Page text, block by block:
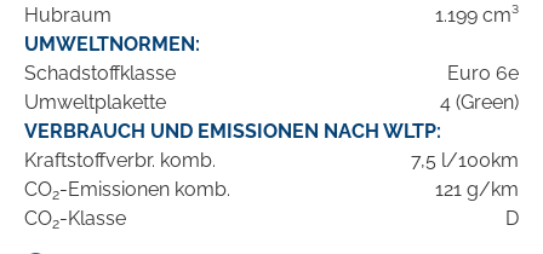
Hubraum
1.199 cm³
UMWELTNORMEN:
Schadstoffklasse
Euro 6e
Umweltplakette
4 (Green)
VERBRAUCH UND EMISSIONEN NACH WLTP:
Kraftstoffverbr. komb.
7,5 l/100km
CO2-Emissionen komb.
121 g/km
CO2-Klasse D